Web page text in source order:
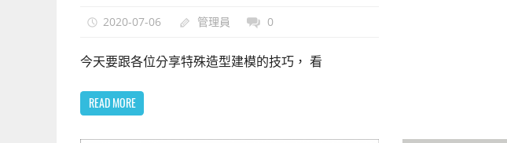
2020-07-06 管理員 0
今天要跟各位分享特殊造型建模的技巧， 看
READ MORE